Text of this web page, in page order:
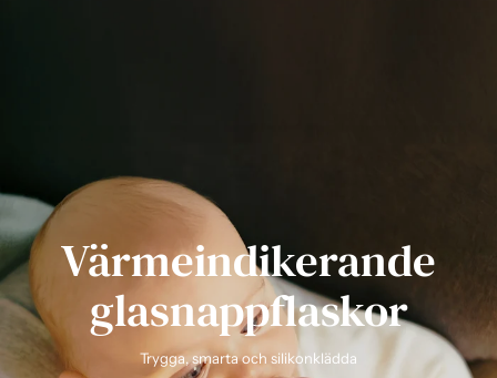
Värmeindikerande
glasnappflaskor
Trygga, smarta och silikonklädda